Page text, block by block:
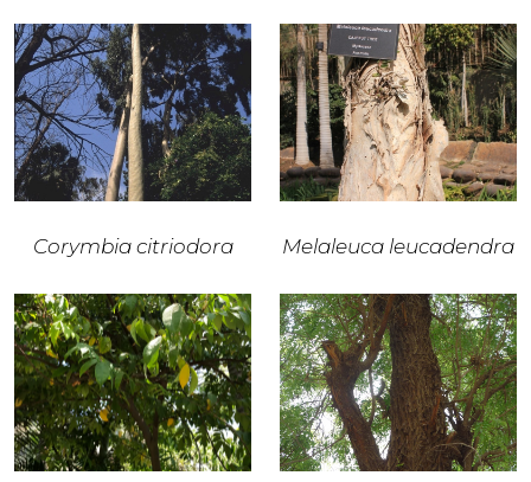
Corymbia citriodora Melaleuca leucadendra